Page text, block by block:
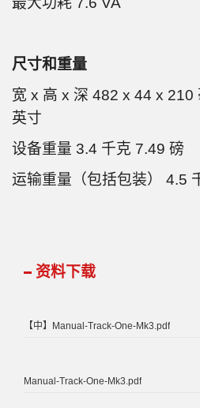
尺寸和重量
宽 x 高 x 深 482 x 44 x 210
英寸
设备重量 3.4 千克 7.49 磅
运输重量（包括包装） 4.5
资料下载
【中】Manual-Track-One-Mk3.pdf
Manual-Track-One-Mk3.pdf